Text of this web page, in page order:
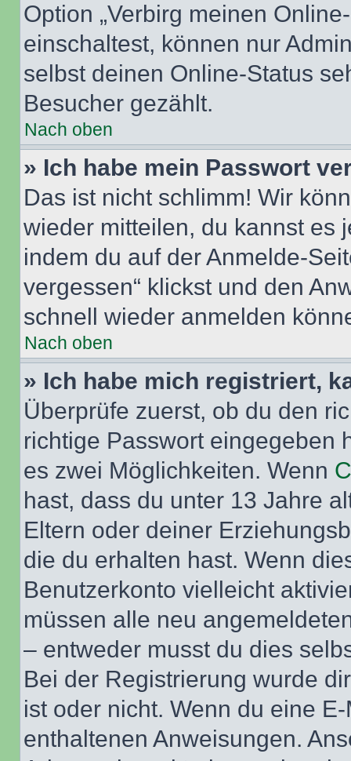
Option „Verbirg meinen
einschaltest, können nur
selbst deinen Online-Status
Besucher gezählt.
Nach oben
» Ich habe mein Passwort
Das ist nicht schlimm! Wir
wieder mitteilen, du kannst es
indem du auf der Anmelde-
vergessen“ klickst und den
schnell wieder anmelden
Nach oben
» Ich habe mich registriert,
Überprüfe zuerst, ob du den
richtige Passwort eingegeben
es zwei Möglichkeiten. Wenn
hast, dass du unter 13 Jahre
Eltern oder deiner
die du erhalten hast. Wenn
Benutzerkonto vielleicht
müssen alle neu
– entweder musst du dies
Bei der Registrierung wurde
ist oder nicht. Wenn du eine
enthaltenen Anweisungen.